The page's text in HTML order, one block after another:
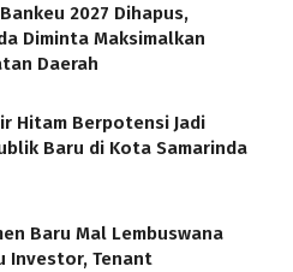
2027 Dihapus,
Diminta Maksimalkan
Daerah
Hitam Berpotensi Jadi
Baru di Kota Samarinda
Baru Mal Lembuswana
Investor, Tenant